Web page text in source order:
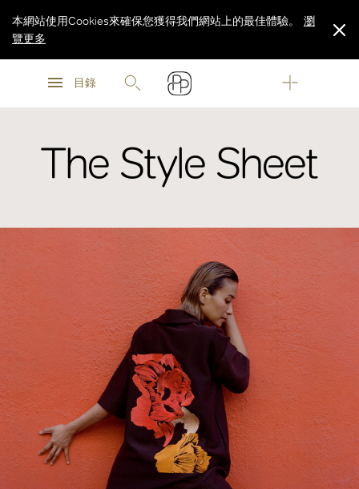
瀏
目錄
本網站使用Cookies來確保您獲得我們網站上的最佳體驗。
瀏
覽更多
The Style Sheet